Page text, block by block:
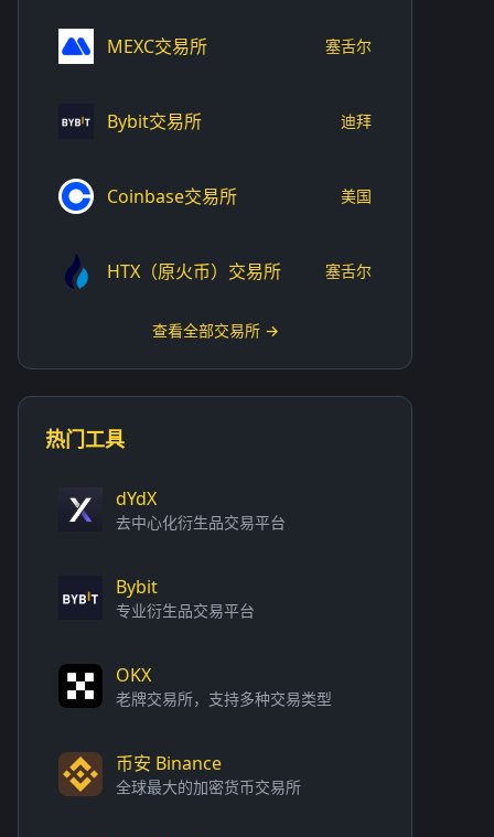
MEXC交易所 塞舌尔
Bybit交易所 迪拜
Coinbase交易所 美国
HTX（原火币）交易所 塞舌尔
查看全部交易所 →
热门工具
dYdX
去中心化衍生品交易平台
Bybit
专业衍生品交易平台
OKX
老牌交易所，支持多种交易类型
币安 Binance
全球最大的加密货币交易所